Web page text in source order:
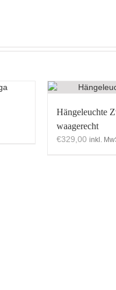
Hängeleuchte
waagerecht
€329,00 inkl.